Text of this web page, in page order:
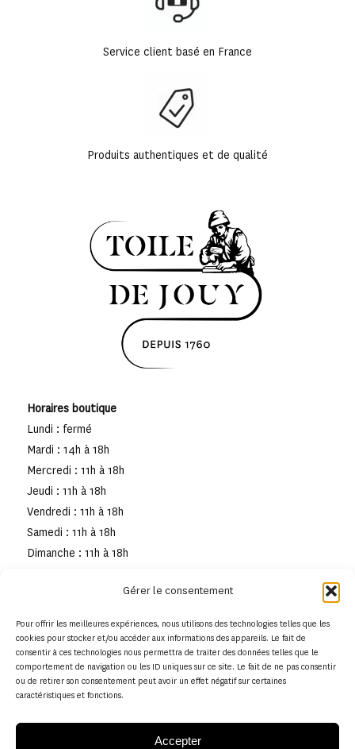
Gérer le consentement
Pour offrir les meilleures expériences, nous utilisons des technologies telles que les
cookies pour stocker et/ou accéder aux informations des appareils. Le fait de
consentir à ces technologies nous permettra de traiter des données telles que le
comportement de navigation ou les ID uniques sur ce site. Le fait de ne pas consentir
ou de retirer son consentement peut avoir un effet négatif sur certaines
caractéristiques et fonctions.
Accepter
Service client basé en France
Produits authentiques et de qualité
Horaires boutique
Lundi : fermé
Mardi : 14h à 18h
Mercredi : 11h à 18h
Jeudi : 11h à 18h
Vendredi : 11h à 18h
Samedi : 11h à 18h
Dimanche : 11h à 18h